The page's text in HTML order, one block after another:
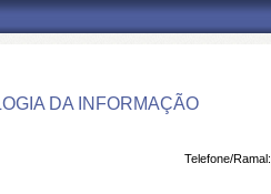
DA INFORMAÇÃO
Telefone/Ramal: